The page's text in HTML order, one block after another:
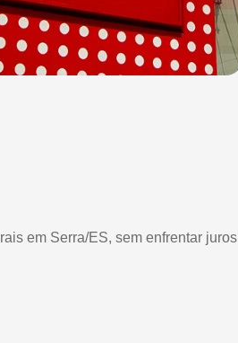
em Serra/ES, sem enfrentar juros